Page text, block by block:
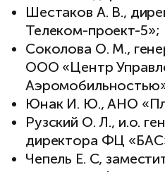
Шестаков А. В.,
Телеком-проект-5»;
Соколова О. М.,
ООО «Центр
Юнак И. Ю., АНО
Рузский О. Л., и.о.
директора ФЦ
Чепель Е. С,